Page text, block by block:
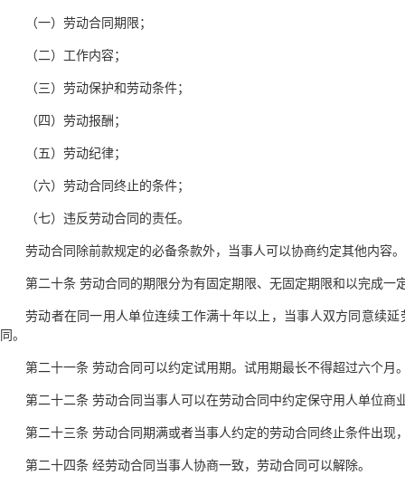
（一）劳动合同期限；
（二）工作内容；
（三）劳动保护和劳动条件；
（四）劳动报酬；
（五）劳动纪律；
（六）劳动合同终止的条件；
（七）违反劳动合同的责任。
劳动合同除前款规定的必备条款外，当事人可以协商约定其他内容。
第二十条 劳动合同的期限分为有固定期限、无固定期限和以完成一
劳动者在同一用人单位连续工作满十年以上，当事人双方同意续
同。
第二十一条 劳动合同可以约定试用期。试用期最长不得超过六个月
第二十二条 劳动合同当事人可以在劳动合同中约定保守用人单位商
第二十三条 劳动合同期满或者当事人约定的劳动合同终止条件出现
第二十四条 经劳动合同当事人协商一致，劳动合同可以解除。